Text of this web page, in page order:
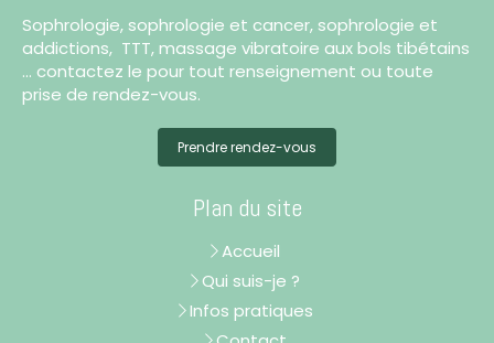
Sophrologie, sophrologie et cancer, sophrologie et
addictions, TTT, massage vibratoire aux bols tibétains
... contactez le pour tout renseignement ou toute
prise de rendez-vous.
Prendre rendez-vous
Plan du site
Accueil
Qui suis-je ?
Infos pratiques